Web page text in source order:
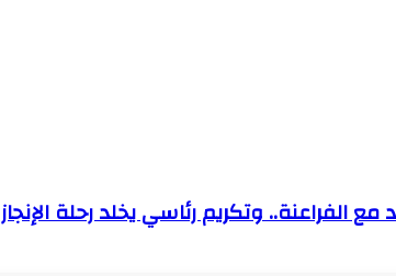
الفراعنة.. وتكريم رئاسي يخلد رحلة الإنجاز